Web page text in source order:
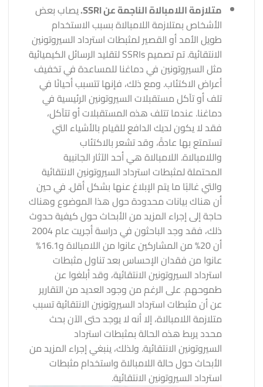
متلازمة اللامبالاة الناجمة عن SSRI.
يصاب بعض
الأشخاص بمتلازمة اللامبالاة بسبب الاستخدام
طويل الأمد أو القصير لمثبطات استرداد السيروتونين
الانتقائية. تم تصميم SSRIs لتقليد الرسائل الكيميائية
مثل السيروتونين في دماغنا للمساعدة في تخفيف
أعراض الاكتئاب. ومع ذلك، فإنها تتسبب أحيانًا في
تلف أو تآكل مستقبلات السيروتونين الرئيسية في
دماغنا. عندما تتلف هذه المستقبلات أو تتآكل،
فقد لا يكون لديك الدافع للقيام بالأشياء التي
تستمتع بها عادةً، وقد تشعر بالاكتئاب
واللامبالاة. اللامبالاة هي أحد الآثار الجانبية
المحتملة لمثبطات استرداد السيروتونين الانتقائية
والتي غالبًا ما يتم الإبلاغ عنها بشكل أقل. في حين
أن هناك بيانات محدودة حول هذا الموضوع وهناك
حاجة إلى إجراء المزيد من الأبحاث حول كيفية حدوث
ذلك، فقد وجد الباحثون في دراسة أجريت عام 2004
أن 20% من المشاركين عانوا من اللامبالاة و16.1%
عانوا من فقدان الإحساس بعد تناول مثبطات
استرداد السيروتونين الانتقائية، وقد أبلغوا عن
طموحهم. على الرغم من وجود العديد من التقارير
عن أن مثبطات استرداد السيروتونين الانتقائية تسبب
متلازمة اللامبالاة، إلا أنه لا يوجد حتى الآن بحث
محدد يربط هذه الحالة بمثبطات استرداد
السيروتونين الانتقائية. ولذلك، ينبغي إجراء المزيد من
الأبحاث حول حالة اللامبالاة واستخدام مثبطات
استرداد السيروتونين الانتقائية.